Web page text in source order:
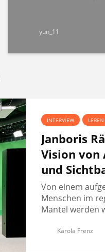
yun_11
INTERVIEW LEBEN
Janboris
Vision von
und
Von einem
Menschen im
Mantel werden
Karola Frenz